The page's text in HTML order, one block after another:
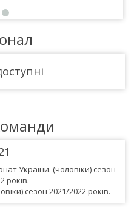
України. (чоловіки) сезон
років.
сезон 2021/2022 років.